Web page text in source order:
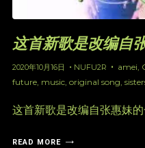
这首新歌是改编自
2020年10月16日 NUFU2R amei,
future, music, original song,
这首新歌是改编自张惠妹的
READ MORE